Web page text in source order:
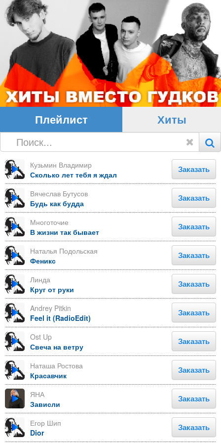
Плейлист Хиты
Кузьмин Владимир
Сколько лет тебя я ждал
Заказать
Вячеслав Бутусов
Будь как будда
Заказать
Многоточие
В жизни так бывает
Заказать
Наталья Подольская
Феникс
Заказать
Линда
Круг от руки
Заказать
Andrey Pitkin
Feel it (RadioEdit)
Заказать
Ost Up
Свеча на ветру
Заказать
Наташа Ростова
Красавчик
Заказать
ЯНА
Зависли
Заказать
Егор Шип
Dior
Заказать